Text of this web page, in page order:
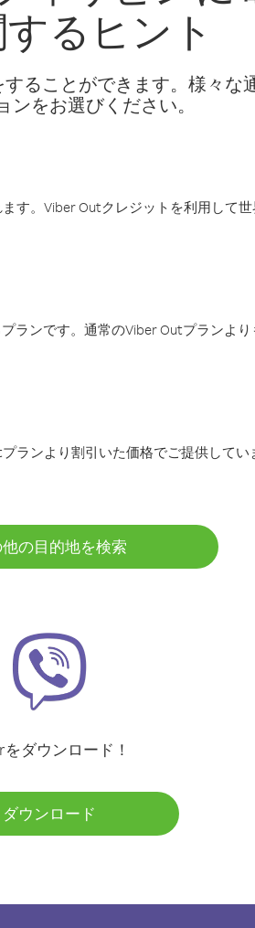
るヒント
ることができます。様々な
ンをお選びください。
す。Viber Outクレジットを利用して
ランです。通常のViber Outプランよ
ランより割引いた価格でご提供してい
の目的地を検索
をダウンロード！
ダウンロード